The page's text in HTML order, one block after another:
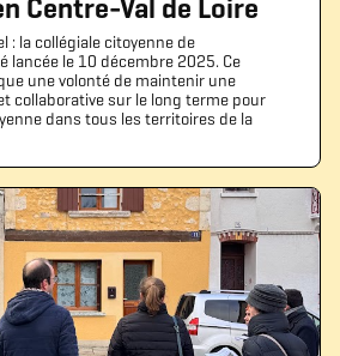
(format .zip)
Centre-Val de Loire
: la collégiale citoyenne de
lancée le 10 décembre 2025. Ce
une volonté de maintenir une
collaborative sur le long terme pour
dans tous les territoires de la